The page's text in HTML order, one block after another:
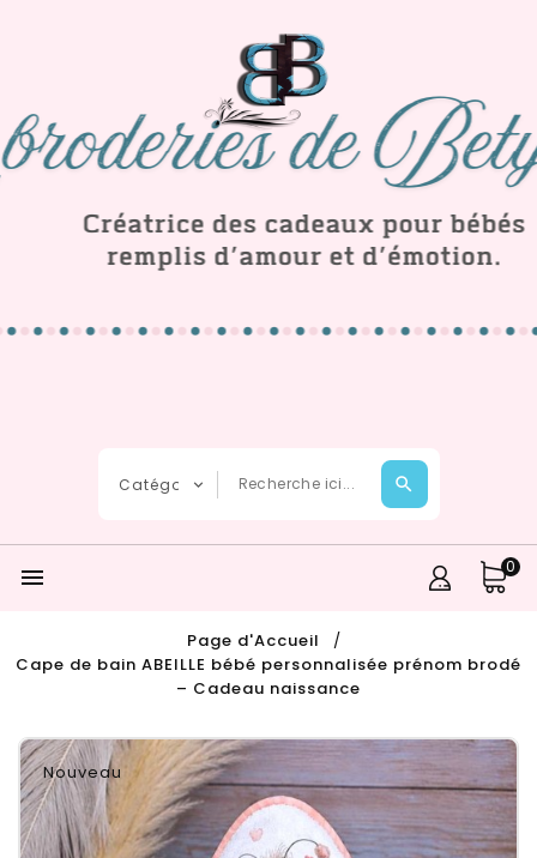
 0
Page d'Accueil
Cape de bain ABEILLE bébé personnalisée prénom brodé
– Cadeau naissance
Nouveau